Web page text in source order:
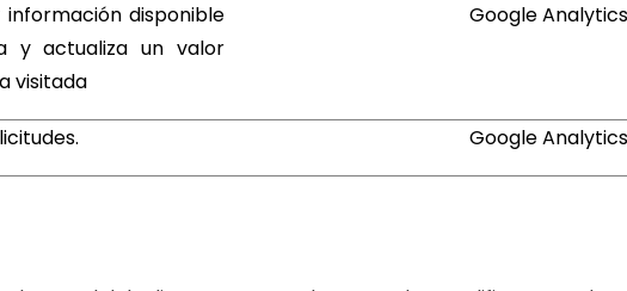
disponible
y actualiza un valor
visitada
Google Analytics
Google Analytics